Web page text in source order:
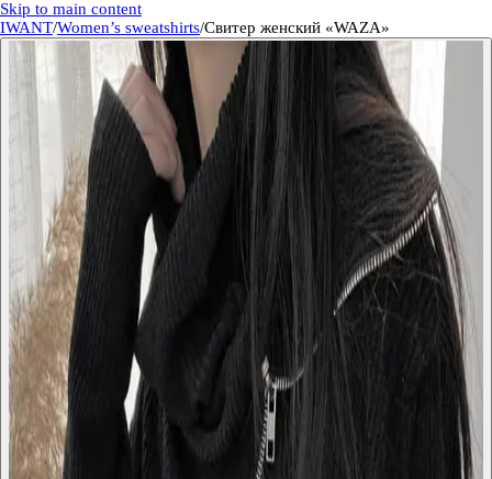
Skip to main content
IWANT/Women’s sweatshirts/Свитер женский «WAZA»